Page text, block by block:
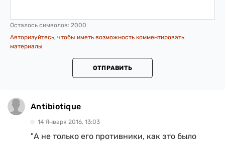
Осталось символов: 2000
Авторизуйтесь, чтобы иметь возможность комментировать
материалы
ОТПРАВИТЬ
Antibiotique
14 Января 2016, 13:03
"А не только его противники, как это было